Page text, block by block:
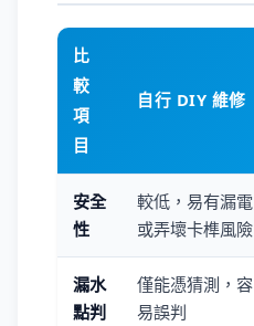
比
較
項
目
自行 DIY 維修
安全
性
較低，易有漏電
或弄壞卡榫風險
漏水
點判
僅能憑猜測，容
易誤判